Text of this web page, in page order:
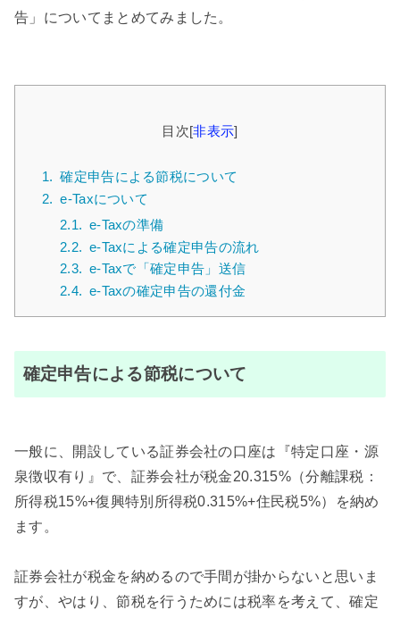
告」についてまとめてみました。
目次[非表示]
1. 確定申告による節税について
2. e-Taxについて
2.1. e-Taxの準備
2.2. e-Taxによる確定申告の流れ
2.3. e-Taxで「確定申告」送信
2.4. e-Taxの確定申告の還付金
確定申告による節税について
一般に、開設している証券会社の口座は『特定口座・源
泉徴収有り』で、証券会社が税金20.315%（分離課税：
所得税15%+復興特別所得税0.315%+住民税5%）を納め
ます。
証券会社が税金を納めるので手間が掛からないと思いま
すが、やはり、節税を行うためには税率を考えて、確定